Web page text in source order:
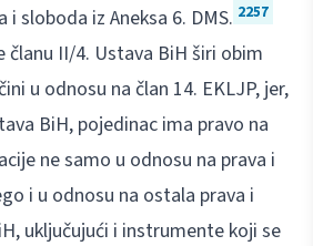
i sloboda iz Aneksa 6. DMS. 2257
članu II/4. Ustava BiH širi obim
u odnosu na član 14. EKLJP, jer,
BiH, pojedinac ima pravo na
ne samo u odnosu na prava i
i u odnosu na ostala prava i
uključujući i instrumente koji se